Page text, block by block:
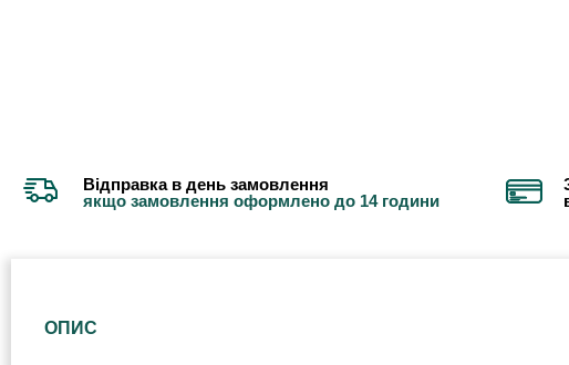
Відправка в день замовлення
якщо замовлення оформлено до 14 години
ОПИС